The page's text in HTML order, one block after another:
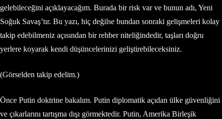
gelebileceğini açıklayacağım. Burada bir risk var ve bunun adı, Yeni
Soğuk Savaş’tır. Bu yazı, hiç değilse bundan sonraki gelişmeleri kolay
takip edebilmeniz açısından bir rehber niteliğindedir, taşları doğru
yerlere koyarak kendi düşüncelerinizi geliştirebileceksiniz.
(Görselden takip edelim.)
Önce Putin doktrine bakalım. Putin diplomatik açıdan ülke güvenliğini
ve çıkarlarını tartışma dışı görmektedir. Putin, Amerika Birleşik